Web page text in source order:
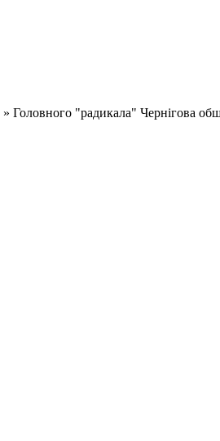
» Головного "радикала" Чернігова